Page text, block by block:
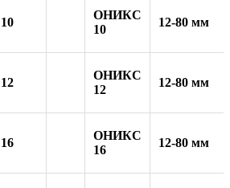
10
ОНИКС
10
12-80 мм
12
ОНИКС
12
12-80 мм
16
ОНИКС
16
12-80 мм